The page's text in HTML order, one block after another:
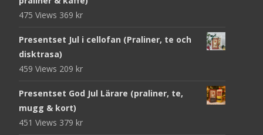
475 Views 369 kr
Presentset Jul i cellofan (Praliner, te och
disktrasa)
459 Views 209 kr
Presentset God Jul Lärare (praliner, te,
mugg & kort)
451 Views 379 kr